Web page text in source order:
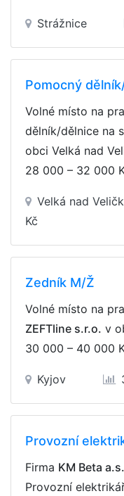
Strážnice
Pomocný
Volné místo na
dělník/dělnice na
obci Velká nad
28 000 – 32 000
Velká nad
Kč
Zedník M/Ž
Volné místo na
ZEFTline s.r.o. v
30 000 – 40 000
Kyjov
Provozní
Firma KM Beta a.s.
Provozní